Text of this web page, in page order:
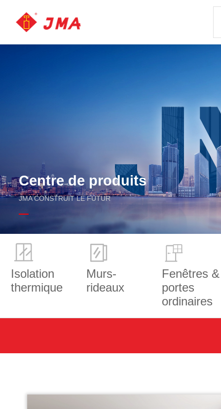
Centre de produits
JMA CONSTRUIT LE FUTUR
Isolation
thermique
Murs-
rideaux
Fenêtres &
portes
ordinaires